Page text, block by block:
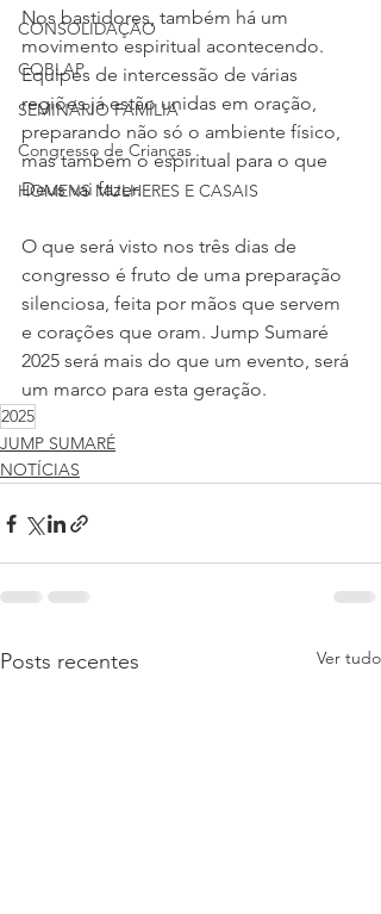
CONSOLIDAÇÃO
COBLAP
SEMINÁRIO FAMÍLIA
Congresso de Crianças
HOMENS MULHERES E CASAIS
Nos bastidores, também há um
movimento espiritual acontecendo.
Equipes de intercessão de várias
regiões já estão unidas em oração,
preparando não só o ambiente físico,
mas também o espiritual para o que
Deus vai fazer.
O que será visto nos três dias de
congresso é fruto de uma preparação
silenciosa, feita por mãos que servem
e corações que oram. Jump Sumaré
2025 será mais do que um evento, será
um marco para esta geração.
2025
JUMP SUMARÉ
NOTÍCIAS
Posts recentes Ver tudo